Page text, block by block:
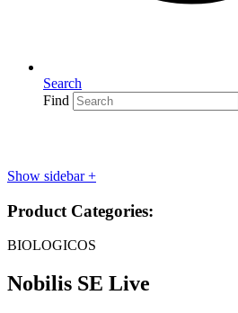
Search
Find
Show sidebar+
Product Categories:
BIOLOGICOS
Nobilis SE Live